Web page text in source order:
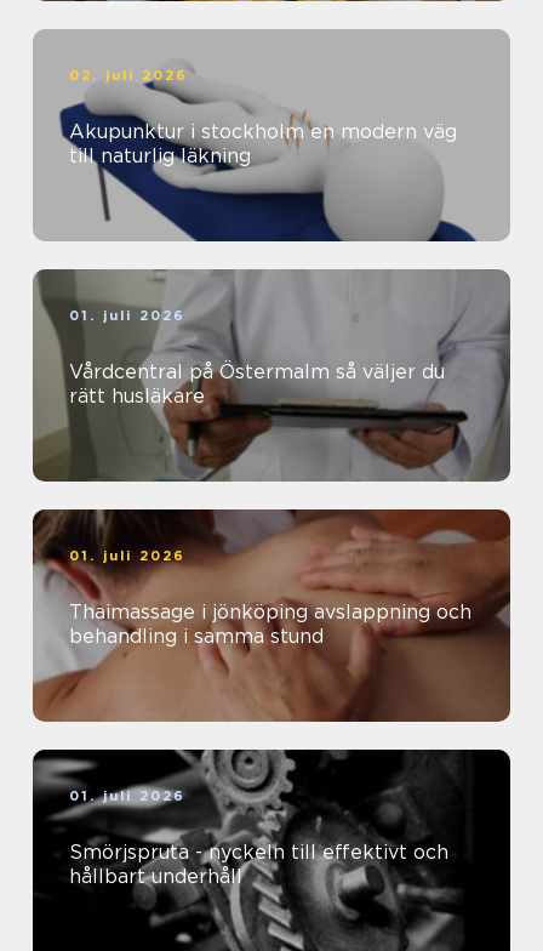
02. juli 2026
Akupunktur i stockholm en modern väg
till naturlig läkning
01. juli 2026
Vårdcentral på Östermalm så väljer du
rätt husläkare
01. juli 2026
Thaimassage i jönköping avslappning och
behandling i samma stund
01. juli 2026
Smörjspruta - nyckeln till effektivt och
hållbart underhåll